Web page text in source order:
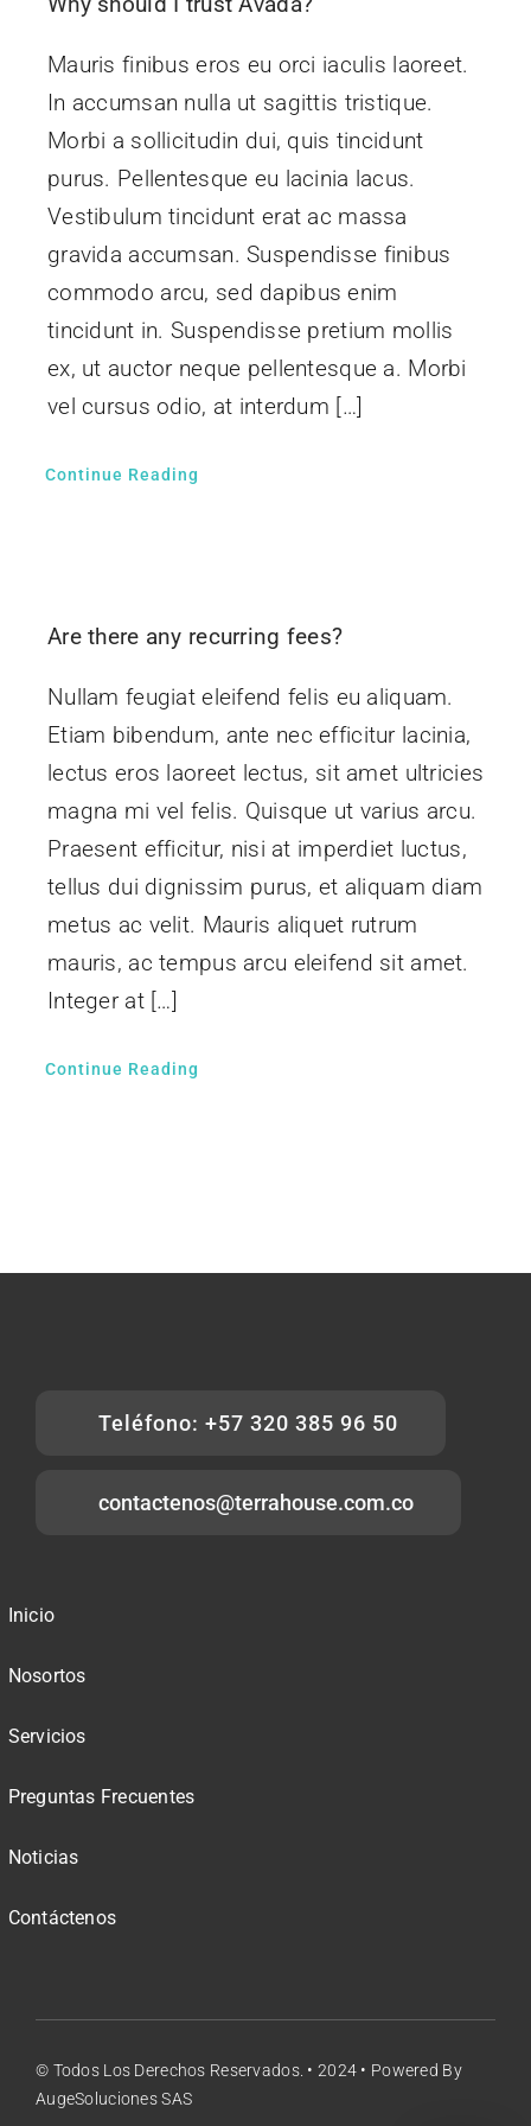
Contáctenos
Mauris finibus eros eu orci iaculis laoreet.
In accumsan nulla ut sagittis tristique.
Morbi a sollicitudin dui, quis tincidunt
purus. Pellentesque eu lacinia lacus.
Vestibulum tincidunt erat ac massa
gravida accumsan. Suspendisse finibus
commodo arcu, sed dapibus enim
tincidunt in. Suspendisse pretium mollis
ex, ut auctor neque pellentesque a. Morbi
vel cursus odio, at interdum […]
Continue Reading
Are there any recurring fees?
Nullam feugiat eleifend felis eu aliquam.
Etiam bibendum, ante nec efficitur lacinia,
lectus eros laoreet lectus, sit amet ultricies
magna mi vel felis. Quisque ut varius arcu.
Praesent efficitur, nisi at imperdiet luctus,
tellus dui dignissim purus, et aliquam diam
metus ac velit. Mauris aliquet rutrum
mauris, ac tempus arcu eleifend sit amet.
Integer at […]
Continue Reading
Teléfono: +57 320 385 96 50
contactenos@terrahouse.com.co
Inicio
Nosortos
Servicios
Preguntas Frecuentes
Noticias
Contáctenos
© Todos Los Derechos Reservados. • 2024 • Powered By
AugeSoluciones SAS